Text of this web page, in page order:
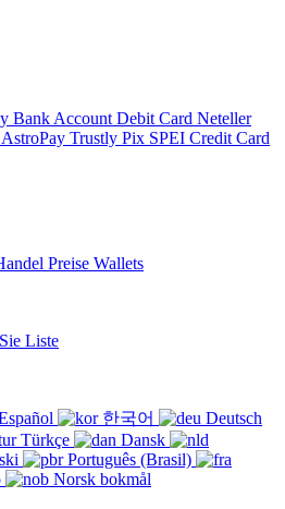
Bank Account Debit Card Neteller
AstroPay Trustly Pix SPEI Credit Card
Preise Wallets
Liste
한국어
Deutsch
Türkçe
Dansk
Português (Brasil)
Norsk bokmål